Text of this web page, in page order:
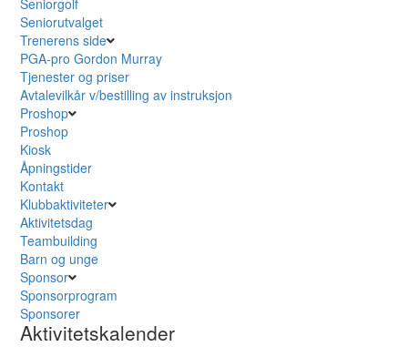
Seniorutvalget
Trenerens side
PGA-pro Gordon Murray
Tjenester og priser
Avtalevilkår v/bestilling av instruksjon
Proshop
Proshop
Kiosk
Åpningstider
Kontakt
Klubbaktiviteter
Aktivitetsdag
Teambuilding
Barn og unge
Sponsor
Sponsorprogram
Sponsorer
Aktivitetskalender